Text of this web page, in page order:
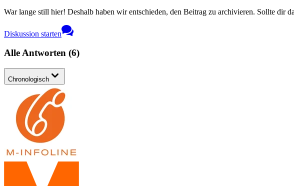
War lange still hier! Deshalb haben wir entschieden, den Beitrag zu archivieren. Sollte dir
Diskussion starten
Alle Antworten (6)
Chronologisch